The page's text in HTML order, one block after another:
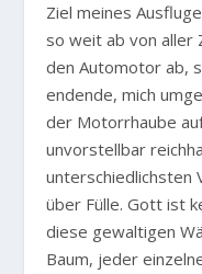
Ziel meines
so weit ab von aller
den Automotor ab,
endende, mich
der Motorrhaube
unvorstellbar
unterschiedlichsten
über Fülle. Gott ist
diese gewaltigen
Baum, jeder